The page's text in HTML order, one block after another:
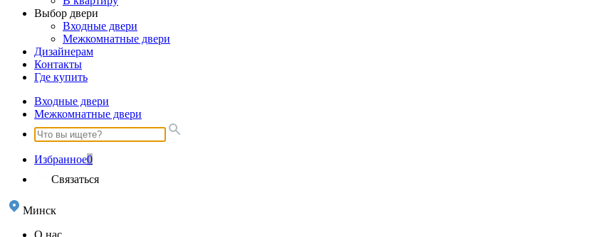
Выбор двери
Входные двери
Межкомнатные двери
Дизайнерам
Контакты
Где купить
Входные двери
Межкомнатные двери
Избранное0
Связаться
Минск
О нас